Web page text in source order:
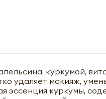
куркумой,
удаляет макияж,
эcceнция кypкyмы,